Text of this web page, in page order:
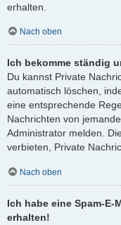
erhalten.
Nach oben
Ich bekomme ständig
Du kannst Private
automatisch löschen,
eine entsprechende
Nachrichten von
Administrator melden.
verbieten, Private
Nach oben
Ich habe eine Spam-
erhalten!